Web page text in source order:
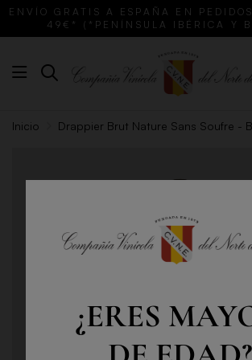
¿ERES
ENVÍO GRATIS A ESPAÑA EN
49€* (*PENÍNSULA IBÉRICA Y
Inicio Drappier Brut Nature Sans Soufre -